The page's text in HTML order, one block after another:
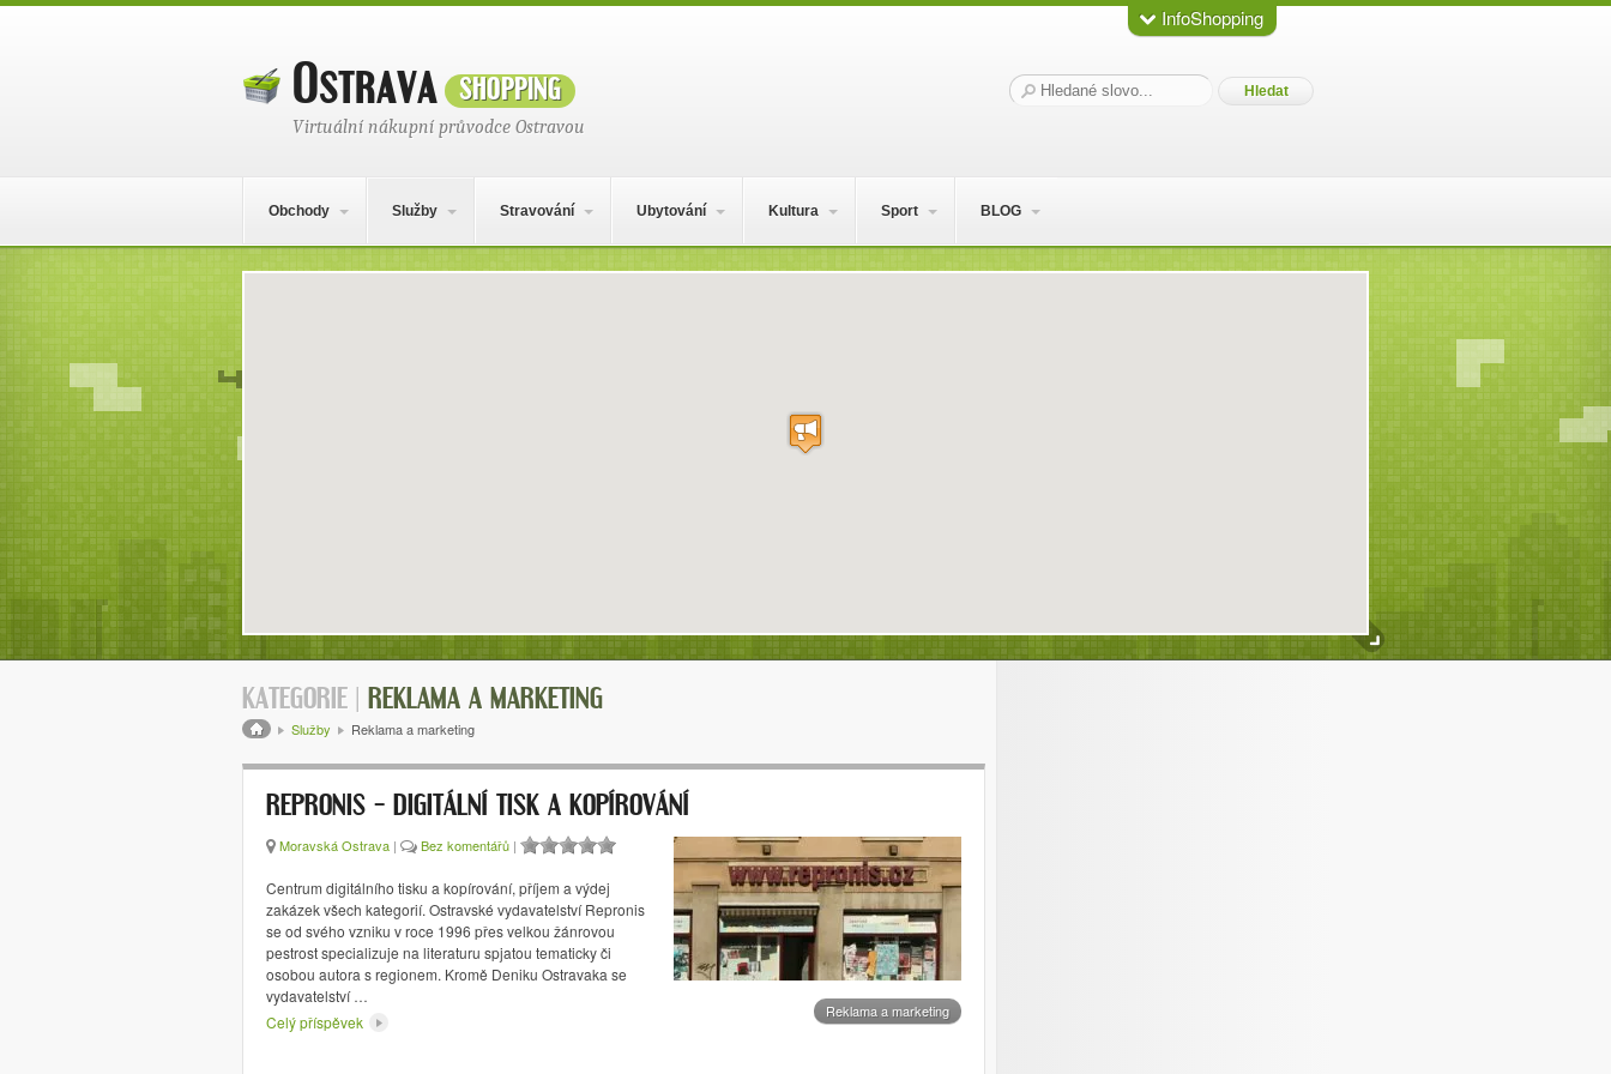
Ostravashopping
Virtuální nákupní průvodce Ostravou
Hledat:
Obchody Služby Stravování Ubytování Kultura Sport BLOG
Mapa obsahu
KATEGORIE | REKLAMA A MARKETING
Drobečková navigace
Služby Reklama a marketing
REPRONIS – DIGITÁLNÍ TISK A KOPÍROVÁNÍ
Reklama a marketing
Moravská Ostrava | Bez komentářů |
Centrum digitálního tisku a kopírování, příjem a výdej
zakázek všech kategorií. Ostravské vydavatelství Repronis
se od svého vzniku v roce 1996 přes velkou žánrovou
pestrost specializuje na literaturu spjatou tematicky či
osobou autora s regionem. Kromě Deniku Ostravaka se
vydavatelství …
Celý příspěvek
InfoShopping